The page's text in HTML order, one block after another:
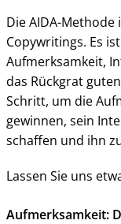
Die AIDA-
Copywritings. Es
Aufmerksamkeit,
das Rückgrat
Schritt, um die
gewinnen, sein
schaffen und ihn
Lassen Sie uns
Aufmerksamkeit: